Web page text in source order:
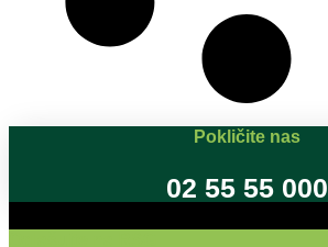
Pokličite nas
02 55 55 000